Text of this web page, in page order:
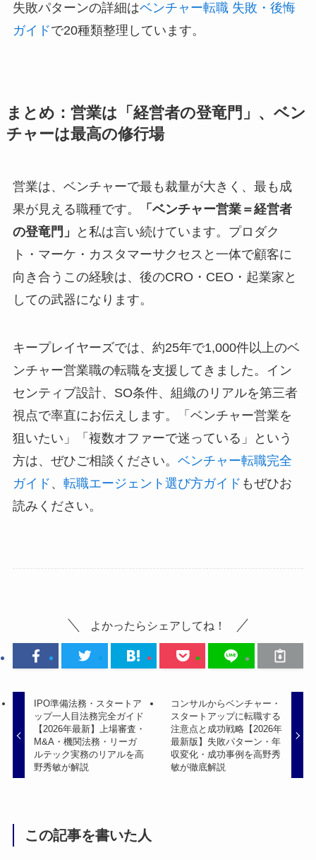
失敗パターンの詳細はベンチャー転職 失敗・後悔
ガイドで20種類整理しています。
まとめ：営業は「経営者の登竜門」、ベン
チャーは最高の修行場
営業は、ベンチャーで最も裁量が大きく、最も成
果が見える職種です。
「ベンチャー営業＝経営者
の登竜門」
と私は言い続けています。プロダク
ト・マーケ・カスタマーサクセスと一体で顧客に
向き合うこの経験は、後のCRO・CEO・起業家と
しての武器になります。
キープレイヤーズでは、約25年で1,000件以上のベ
ンチャー営業職の転職を支援してきました。イン
センティブ設計、SO条件、組織のリアルを第三者
視点で率直にお伝えします。「ベンチャー営業を
狙いたい」「複数オファーで迷っている」という
方は、ぜひご相談ください。 ベンチャー転職完全
ガイド 、 転職エージェント選び方ガイド もぜひお
読みください。
よかったらシェアしてね！
IPO準備法務・スタートア
ップ一人目法務完全ガイド
【2026年最新】上場審査・
M&A・機関法務・リーガ
ルテック実務のリアルを高
野秀敏が解説
コンサルからベンチャー・
スタートアップに転職する
注意点と成功戦略【2026年
最新版】失敗パターン・年
収変化・成功事例を高野秀
敏が徹底解説
この記事を書いた人